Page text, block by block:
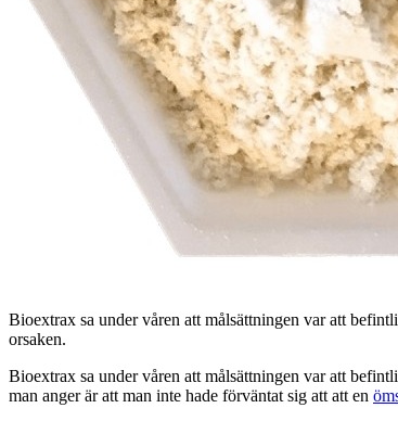
Bioextrax sa under våren att målsättningen var att
orsaken.
Bioextrax sa under våren att målsättningen var att
man anger är att man inte hade förväntat sig att att en